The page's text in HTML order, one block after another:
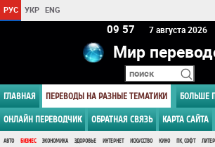
РУС УКР ENG
09:57 7 августа 2026
Мир
ГЛАВНАЯ ПЕРЕВОДЫ НА РАЗНЫЕ ТЕМАТИКИ БОЛЬШЕ
ОНЛАЙН ПЕРЕВОДЧИК ОБРАТНАЯ СВЯЗЬ КАРТА САЙТА
АВТО БИЗНЕС ЭКОНОМИКА ЗДОРОВЬЕ ИНТЕРНЕТ ИСКУССТВО КИНО ПК, СОФТ